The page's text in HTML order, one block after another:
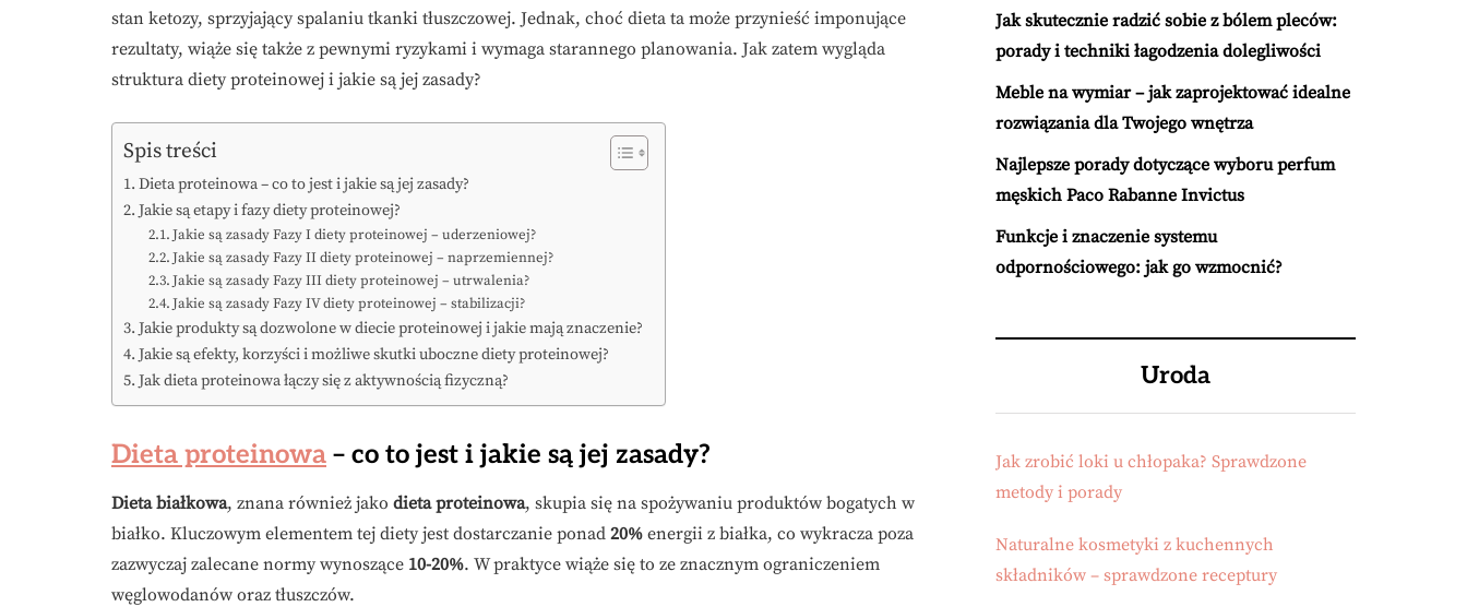
stan ketozy, sprzyjający spalaniu tkanki tłuszczowej. Jednak, choć dieta ta może przynieść imponujące
rezultaty, wiąże się także z pewnymi ryzykami i wymaga starannego planowania. Jak zatem wygląda
struktura diety proteinowej i jakie są jej zasady?
Spis treści
Dieta proteinowa – co to jest i jakie są jej zasady?
Jakie są etapy i fazy diety proteinowej?
Jakie są zasady Fazy I diety proteinowej – uderzeniowej?
Jakie są zasady Fazy II diety proteinowej – naprzemiennej?
Jakie są zasady Fazy III diety proteinowej – utrwalenia?
Jakie są zasady Fazy IV diety proteinowej – stabilizacji?
Jakie produkty są dozwolone w diecie proteinowej i jakie mają znaczenie?
Jakie są efekty, korzyści i możliwe skutki uboczne diety proteinowej?
Jak dieta proteinowa łączy się z aktywnością fizyczną?
Dieta proteinowa – co to jest i jakie są jej zasady?
Dieta białkowa, znana również jako dieta proteinowa, skupia się na spożywaniu produktów bogatych w
białko. Kluczowym elementem tej diety jest dostarczanie ponad 20% energii z białka, co wykracza poza
zazwyczaj zalecane normy wynoszące 10-20%. W praktyce wiąże się to ze znacznym ograniczeniem
węglowodanów oraz tłuszczów.
Jak skutecznie radzić sobie z bólem pleców:
porady i techniki łagodzenia dolegliwości
Meble na wymiar – jak zaprojektować idealne
rozwiązania dla Twojego wnętrza
Najlepsze porady dotyczące wyboru perfum
męskich Paco Rabanne Invictus
Funkcje i znaczenie systemu
odpornościowego: jak go wzmocnić?
Uroda
Jak zrobić loki u chłopaka? Sprawdzone
metody i porady
Naturalne kosmetyki z kuchennych
składników – sprawdzone receptury